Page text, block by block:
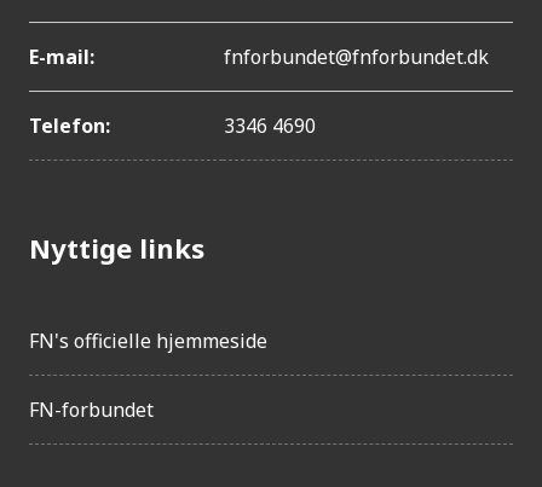
E-mail: fnforbundet@fnforbundet.dk
Telefon: 3346 4690
Nyttige links
FN's officielle hjemmeside
FN-forbundet